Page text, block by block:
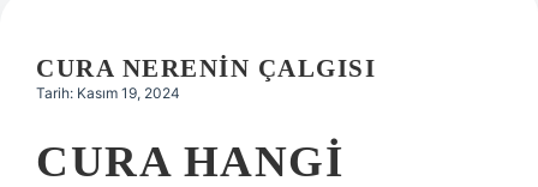
Hakkımızda
CURA NERENIN ÇALGISI
Tarih: Kasım 19, 2024
CURA HANGI